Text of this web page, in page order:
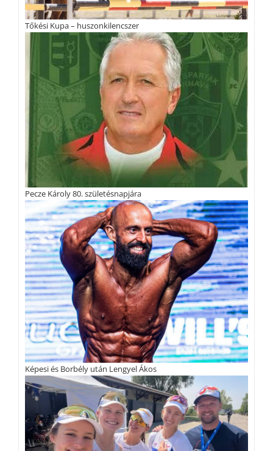
Tőkési Kupa – huszonkilencszer
Pecze Károly 80. születésnapjára
Képesi és Borbély után Lengyel Ákos